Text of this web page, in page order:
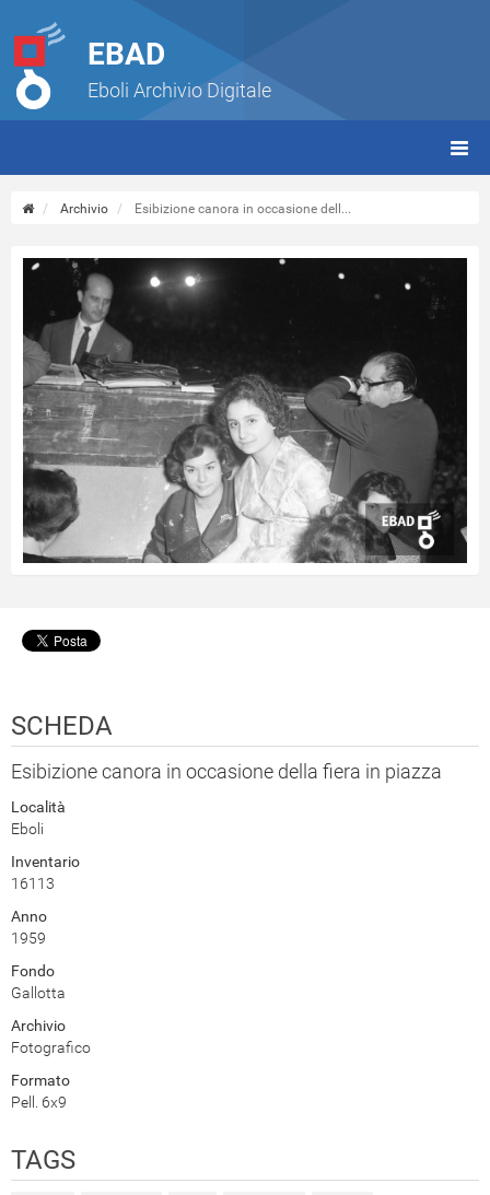
EBAD
Eboli Archivio Digitale
Archivio Esibizione canora in occasione dell...
SCHEDA
Esibizione canora in occasione della fiera in piazza
Località
Eboli
Inventario
16113
Anno
1959
Fondo
Gallotta
Archivio
Fotografico
Formato
Pell. 6x9
TAGS